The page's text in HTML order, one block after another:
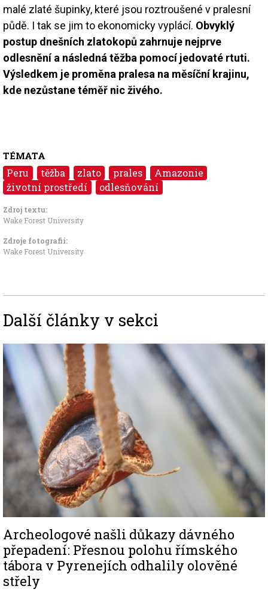
malé zlaté šupinky, které jsou roztroušené v pralesní
půdě. I tak se jim to ekonomicky vyplácí. Obvyklý
postup dnešních zlatokopů zahrnuje nejprve
odlesnění a následná těžba pomocí jedovaté rtuti.
Výsledkem je proměna pralesa na měsíční krajinu,
kde nezůstane téměř nic živého.
TÉMATA
Peru těžba zlato prales
Amazonie
životní prostředí
odlesňování
Zdroj textu:
Wake Forest University
Zdroje fotografii:
Wake Forest University
Další články v sekci
Image
Archeologové našli důkazy dávného
přepadení: Přesnou polohu římského
tábora v Pyrenejích odhalily olověné
střely